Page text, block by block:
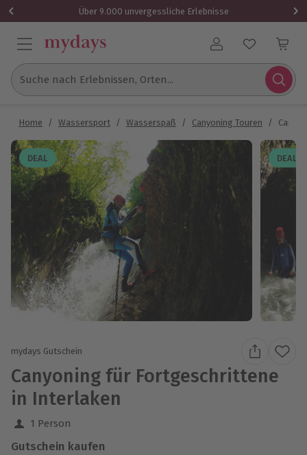
Über 9.000 unvergessliche Erlebnisse
Benutzerkonto
Suche nach Erlebnissen, Orten...
Home / Wassersport / Wasserspaß / Canyoning Touren /
DEAL DEAL
mydays Gutschein
Canyoning für Fortgeschrittene
in Interlaken
1 Person
Gutschein kaufen